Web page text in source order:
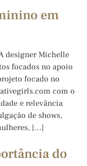
em
designer Michelle
focados no apoio
focado no
com o
e relevância
de shows,
[…]
do